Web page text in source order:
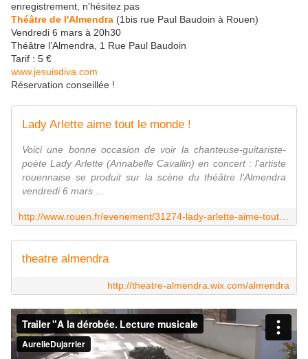
enregistrement, n'hésitez pas
Théâtre de l'Almendra (1bis rue Paul Baudoin à Rouen)
Vendredi 6 mars à 20h30
Théâtre l’Almendra, 1 Rue Paul Baudoin
Tarif : 5 €
www.jesuisdiva.com
Réservation conseillée !
Lady Arlette aime tout le monde !
Voici une bonne occasion de voir la chanteuse-guitariste-
poète Lady Arlette (Annabelle Cavallin) en concert : l'artiste
rouennaise se produit sur la scène du théâtre l'Almendra
vendredi 6 mars ...
theatre almendra
http://theatre-almendra.wix.com/almendra